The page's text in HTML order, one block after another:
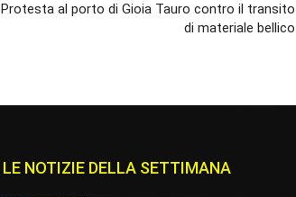
Protesta al porto di Gioia Tauro contro il transito
di materiale bellico
LE NOTIZIE DELLA SETTIMANA